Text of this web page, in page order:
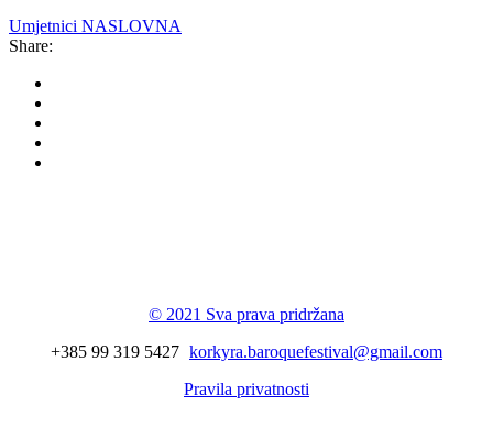
Umjetnici NASLOVNA
Share:
© 2021 Sva prava pridržana
+385 99 319 5427 korkyra.baroquefestival@gmail.com
Pravila privatnosti